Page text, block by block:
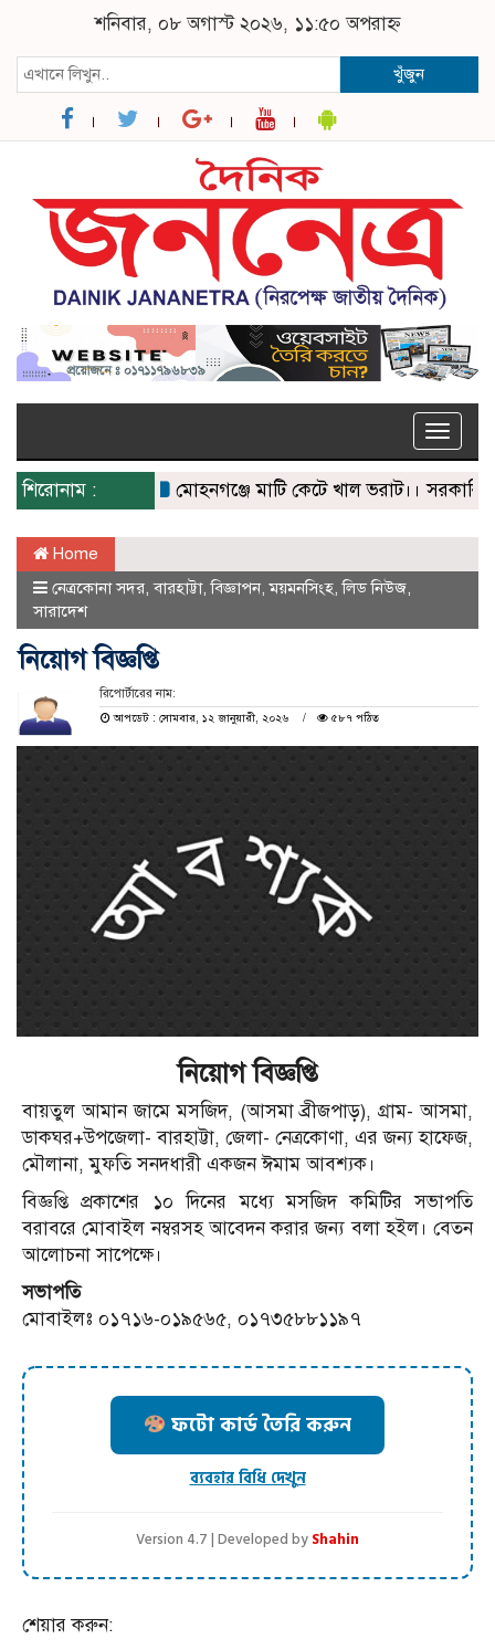
শনিবার, ০৮ অগাস্ট ২০২৬, ১১:৫০ অপরাহ্ন
খুঁজুন
Toggle
শিরোনাম :
মোহনগঞ্জে মাটি কেটে খাল ভরাট।। সরকারি
Home
নেত্রকোনা সদর,বারহাট্টা,বিজ্ঞাপন,ময়মনসিংহ,লিড নিউজ,
সারাদেশ
নিয়োগ বিজ্ঞপ্তি
রিপোর্টারের নাম:
আপডেট : সোমবার, ১২ জানুয়ারী, ২০২৬
৫৮৭ পঠিত
নিয়োগ বিজ্ঞপ্তি
বায়তুল আমান জামে মসজিদ, (আসমা ব্রীজপাড়), গ্রাম- আসমা,
ডাকঘর+উপজেলা- বারহাট্টা, জেলা- নেত্রকোণা, এর জন্য হাফেজ,
মৌলানা, মুফতি সনদধারী একজন ঈমাম আবশ্যক।
বিজ্ঞপ্তি প্রকাশের ১০ দিনের মধ্যে মসজিদ কমিটির সভাপতি
বরাবরে মোবাইল নম্বরসহ আবেদন করার জন্য বলা হইল। বেতন
আলোচনা সাপেক্ষে।
সভাপতি
মোবাইলঃ ০১৭১৬-০১৯৫৬৫, ০১৭৩৫৮৮১১৯৭
ফটো কার্ড তৈরি করুন
ব্যবহার বিধি দেখুন
Version 4.7 | Developed byShahin
শেয়ার করুন: